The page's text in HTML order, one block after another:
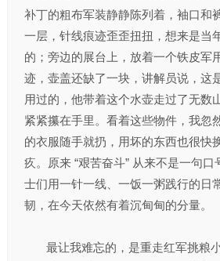
补丁的粗布军装静静陈列着，袖口和
一层，针线痕迹歪歪扭扭，想来是当
的；旁边的展台上，放着一个铁皮军
迹，壶盖还缺了一块，讲解员说，这
用过的，他带着这个水壶走过了无数
紧紧攥在手里。看着这些物件，我忽
的衣服随手就扔，用坏的东西也很快
疚。原来 “艰苦奋斗” 从来不是一句
士们用一针一线、一饭一粥践行的日
韧，在今天依然有着沉甸甸的分量。
最让我难忘的，是重走红军挑粮